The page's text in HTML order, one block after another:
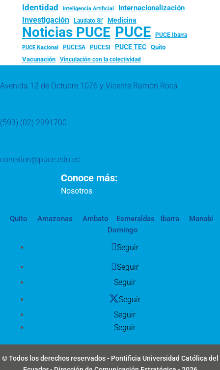
Identidad Inteligencia Artificial Internacionalización
Investigación Laudato Si’ Medicina
Noticias PUCE PUCE PUCE Ibarra
PUCE Nacional PUCESA PUCESI PUCE TEC
Quito
Vacunación
Vinculación con la colectividad
Avenida 12 de Octubre 1076 y Vicente Ramón Roca
(593) (02) 2991700
conexion@puce.edu.ec
Conoce más:
Nosotros
Quito Amazonas Ambato Esmeraldas Ibarra
Manabí
Domingo
Seguir
Seguir
Seguir
Seguir
Seguir
Seguir
© Todos los derechos reservados - Pontificia Universidad Católica del